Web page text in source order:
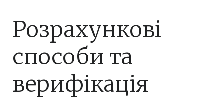
Розрахункові
способи та
верифікація